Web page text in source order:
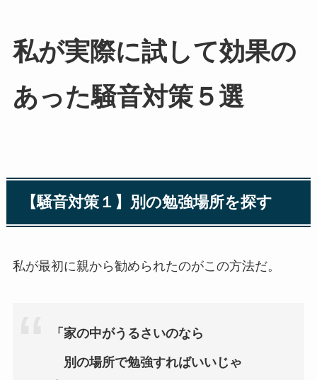
私が実際に試して効果の
あった騒音対策５選
【騒音対策１】別の勉強場所を探す
私が最初に親から勧められたのがこの方法だ。
「家の中がうるさいのなら
別の場所で勉強すればいいじゃ